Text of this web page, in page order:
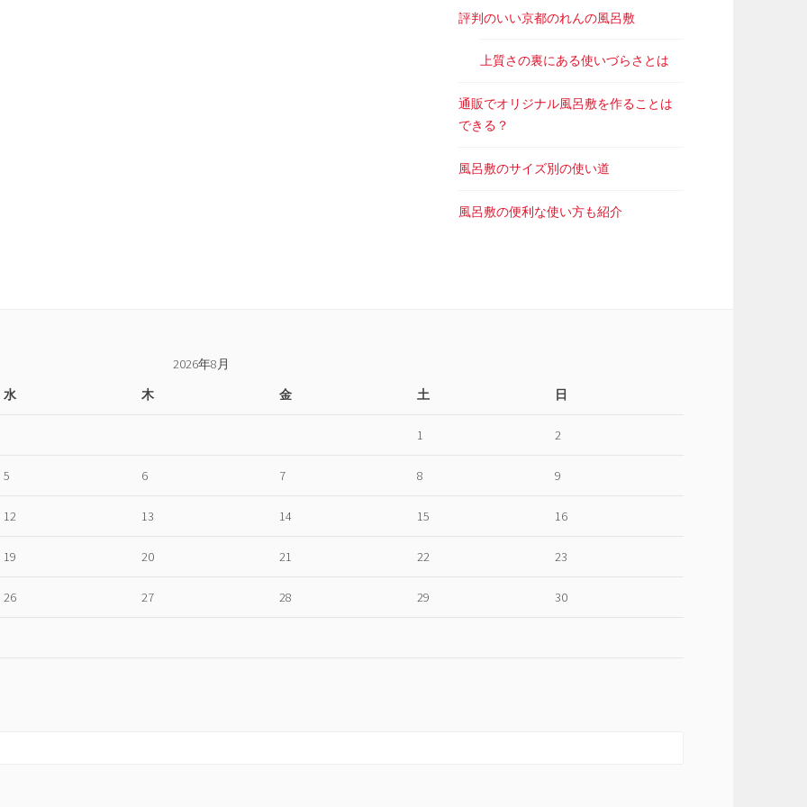
評判のいい京都のれんの風呂敷
上質さの裏にある使いづらさとは
通販でオリジナル風呂敷を作ることは
できる？
風呂敷のサイズ別の使い道
風呂敷の便利な使い方も紹介
2026年8月
水
木 金 土 日
1 2
5 6 7 8 9
12 13 14 15 16
19 20 21 22 23
26 27 28 29 30